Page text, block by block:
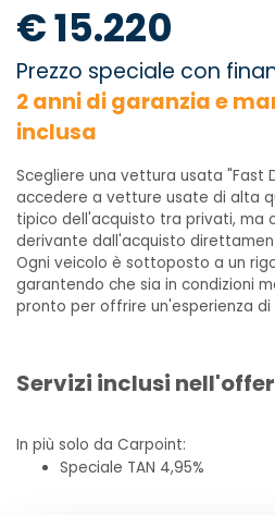
€ 15.220
Prezzo speciale con
2 anni di garanzia e
inclusa
Scegliere una vettura usata "Fast
accedere a vetture usate di alta
tipico dell'acquisto tra privati, ma
derivante dall'acquisto
Ogni veicolo è sottoposto a un
garantendo che sia in condizioni
pronto per offrire un'esperienza
Servizi inclusi
In più solo da Carpoint:
Speciale TAN 4,95%